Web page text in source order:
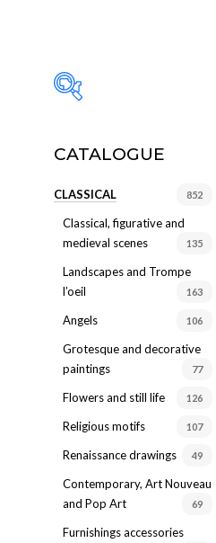
Ingresso
Living
Sala da bagno
Ufficio
CATALOGUE
CLASSICAL 852
Classical, figurative and
medieval scenes
135
Landscapes and Trompe
l’oeil
163
Angels 106
Grotesque and decorative
paintings
77
Flowers and still life 126
Religious motifs 107
Renaissance drawings 49
Contemporary, Art Nouveau
and Pop Art
69
Furnishings accessories